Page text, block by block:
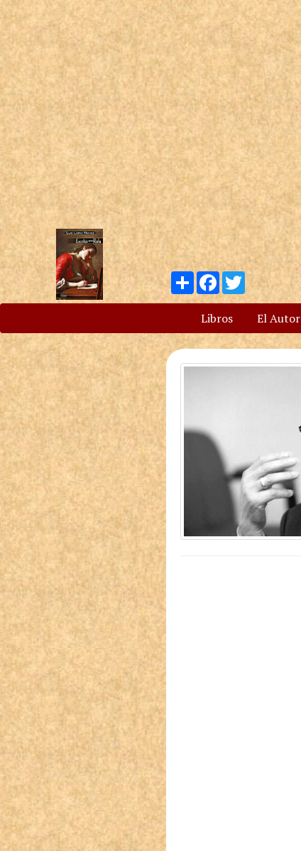
Compartir
Facebook
Twitter
Libros El Autor